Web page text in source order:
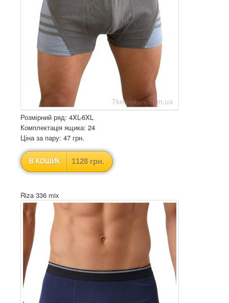
Розмірний ряд: 4XL-6XL
Комплектація ящика: 24
Ціна за пару: 47 грн.
В КОШИК 1128 грн.
Riza 336 mix